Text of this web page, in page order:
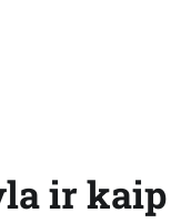
ir kaip